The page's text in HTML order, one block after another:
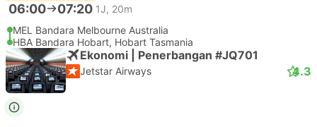
06:00 07:20 1J, 20m
MEL Bandara Melbourne Australia
HBA Bandara Hobart, Hobart Tasmania
Ekonomi | Penerbangan #JQ701
Jetstar Airways 4.3